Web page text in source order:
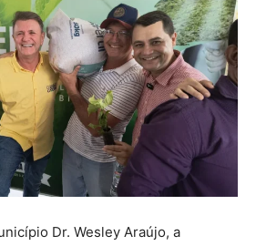
Dr. Wesley Araújo, a